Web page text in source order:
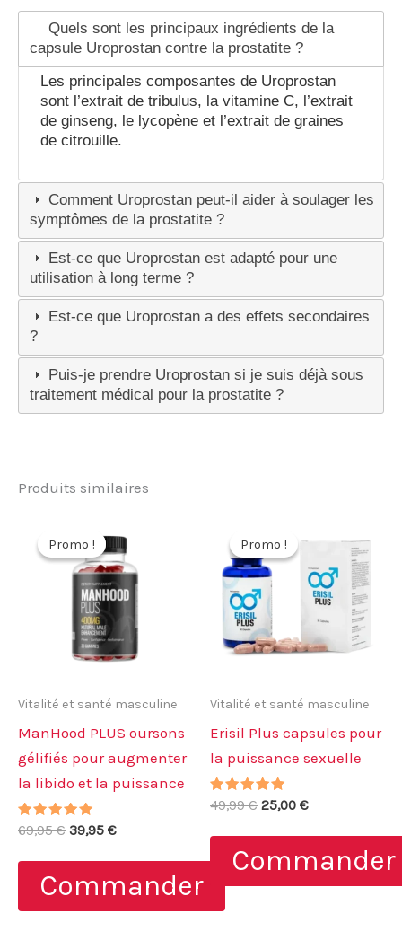
Quels sont les principaux ingrédients de la
capsule Uroprostan contre la prostatite ?
Les principales composantes de Uroprostan
sont l’extrait de tribulus, la vitamine C, l’extrait
de ginseng, le lycopène et l’extrait de graines
de citrouille.
Comment Uroprostan peut-il aider à soulager les
symptômes de la prostatite ?
Est-ce que Uroprostan est adapté pour une
utilisation à long terme ?
Est-ce que Uroprostan a des effets secondaires
?
Puis-je prendre Uroprostan si je suis déjà sous
traitement médical pour la prostatite ?
Produits similaires
Promo !
Promo !
Vitalité et santé masculine
ManHood PLUS oursons
gélifiés pour augmenter
la libido et la puissance
Note
69,95€ Le
initial
était :
69,95 €.
39,95 €Le
actuel
est :
39,95 €.
Commander
Promo !
Promo !
Vitalité et santé masculine
Erisil Plus capsules pour
la puissance sexuelle
Note
49,99€ Le
initial
était :
49,99 €.
25,00 €Le
actuel
est :
25,00 €.
Commander